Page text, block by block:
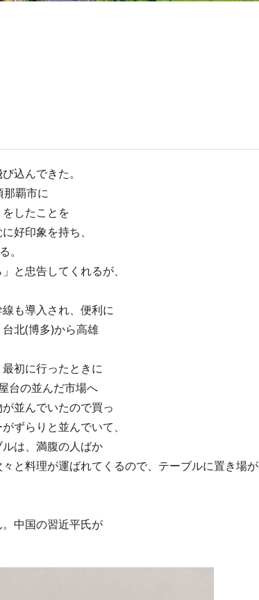
込んできた。
那覇市に
したことを
好印象を持ち、
。
と忠告してくれるが、
も導入され、便利に
北(博多)から高雄
初に行ったときに
台の並んだ市場へ
並んでいたので買っ
ずらりと並んでいて、
は、満腹の人ばか
てくるので、テーブルに置き場が
中国の習近平氏が